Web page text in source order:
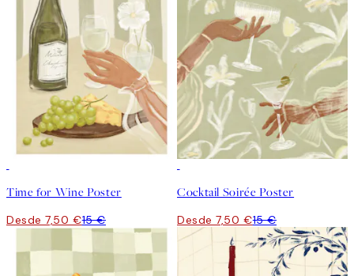
Time for Wine Poster
Desde 7,50 €15 €
Cocktail Soirée Poster
Desde 7,50 €15 €